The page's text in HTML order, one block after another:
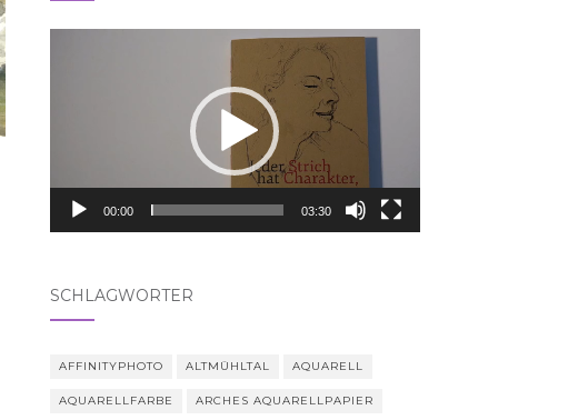
00:00 03:30
SCHLAGWÖRTER
AFFINITYPHOTO ALTMÜHLTAL AQUARELL
AQUARELLFARBE ARCHES AQUARELLPAPIER